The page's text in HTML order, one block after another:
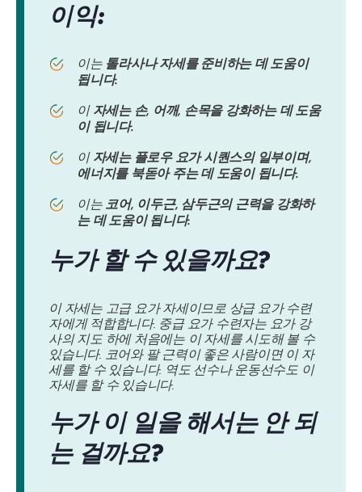
이익:
이는 톨라사나 자세를 준비하는 데 도움이
됩니다.
이 자세는 손, 어깨, 손목을 강화하는 데 도움
이 됩니다.
이 자세는 플로우 요가 시퀀스의 일부이며,
에너지를 북돋아 주는 데 도움이 됩니다.
이는 코어, 이두근, 삼두근의 근력을 강화하
는 데 도움이 됩니다.
누가 할 수 있을까요?
이 자세는 고급 요가 자세이므로 상급 요가 수련
자에게 적합합니다. 중급 요가 수련자는 요가 강
사의 지도 하에 처음에는 이 자세를 시도해 볼 수
있습니다. 코어와 팔 근력이 좋은 사람이면 이 자
세를 할 수 있습니다. 역도 선수나 운동선수도 이
자세를 할 수 있습니다.
누가 이 일을 해서는 안 되
는 걸까요?